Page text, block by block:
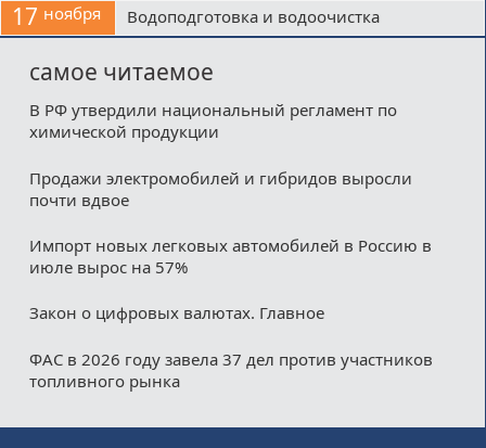
17 ноября Водоподготовка и водоочистка
самое читаемое
В РФ утвердили национальный регламент по
химической продукции
Продажи электромобилей и гибридов выросли
почти вдвое
Импорт новых легковых автомобилей в Россию в
июле вырос на 57%
Закон о цифровых валютах. Главное
ФАС в 2026 году завела 37 дел против участников
топливного рынка